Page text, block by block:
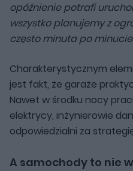
opóźnienie potrafi
wszystko planujemy z
często minuta po
Charakterystycznym
jest fakt, że garaże
Nawet w środku nocy
elektrycy, inżynierowie
odpowiedzialni za
A samochody to nie